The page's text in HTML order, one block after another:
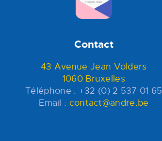
Contact
43 Avenue Jean Volders
1060 Bruxelles
Téléphone : +32 (0) 2 537 01 65
Email : contact@andre.be